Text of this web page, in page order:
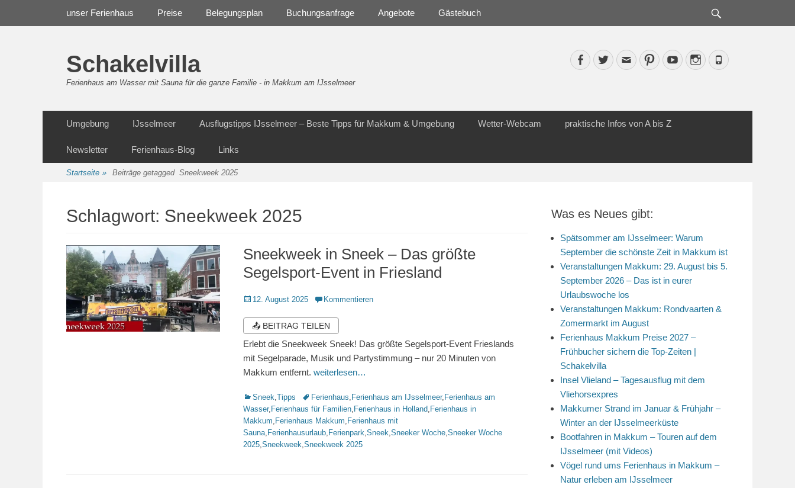
unser Ferienhaus Preise Belegungsplan Buchungsanfrage Angebote Gästebuch
Schakelvilla
Ferienhaus am Wasser mit Sauna für die ganze Familie - in Makkum am IJsselmeer
Facebook
TwitterEmailPinterestYouTubeInstagram
Phone
Inhalt
Umgebung IJsselmeer Ausflugstipps IJsselmeer – Beste Tipps für Makkum & Umgebung Wetter-Webcam praktische Infos von A bis Z
Newsletter Ferienhaus-Blog Links
Startseite » Beiträge getagged Sneekweek 2025
Schlagwort: Sneekweek 2025
Sneekweek in Sneek – Das größte
Segelsport-Event in Friesland
Veröffentlicht
12. August 2025 Kommentieren
📤 BEITRAG TEILEN
Erlebt die Sneekweek Sneek! Das größte Segelsport-Event Frieslands
mit Segelparade, Musik und Partystimmung – nur 20 Minuten von
Makkum entfernt. weiterlesen…
Kategorien
Sneek,Tipps Schlagworte
Ferienhaus, Ferienhaus am IJsselmeer, Ferienhaus am
Wasser, Ferienhaus für Familien, Ferienhaus in Holland, Ferienhaus in
Makkum, Ferienhaus Makkum, Ferienhaus mit
Sauna, Ferienhausurlaub, Ferienpark,Sneek,Sneeker Woche,Sneeker Woche
2025,Sneekweek,Sneekweek 2025
Was es Neues gibt:
Spätsommer am IJsselmeer: Warum
September die schönste Zeit in Makkum ist
Veranstaltungen Makkum: 29. August bis 5.
September 2026 – Das ist in eurer
Urlaubswoche los
Veranstaltungen Makkum: Rondvaarten &
Zomermarkt im August
Ferienhaus Makkum Preise 2027 –
Frühbucher sichern die Top-Zeiten |
Schakelvilla
Insel Vlieland – Tagesausflug mit dem
Vliehorsexpres
Makkumer Strand im Januar & Frühjahr –
Winter an der IJsselmeerküste
Bootfahren in Makkum – Touren auf dem
IJsselmeer (mit Videos)
Vögel rund ums Ferienhaus in Makkum –
Natur erleben am IJsselmeer